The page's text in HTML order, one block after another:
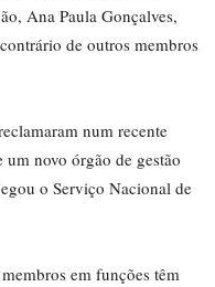
Ana Paula Gonçalves,
de outros membros
num recente
novo órgão de gestão
o Serviço Nacional de
em funções têm